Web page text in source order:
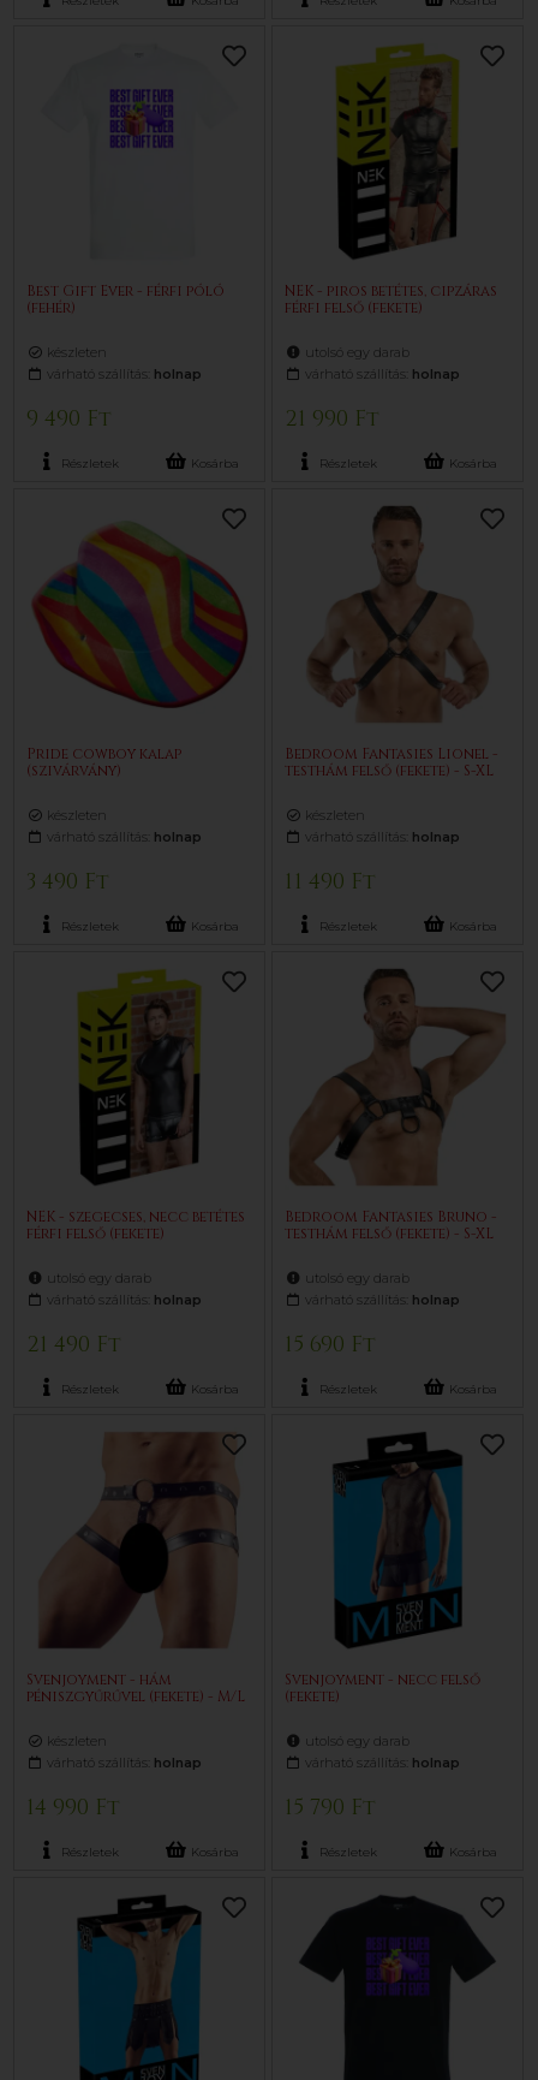
Best Gift Ever - férfi póló
(fehér)
készleten
várható szállítás: holnap
9 490 Ft
Részletek Kosárba
NEK - piros betétes, cipzáras
férfi felső (fekete)
utolsó egy darab
várható szállítás: holnap
21 990 Ft
Részletek Kosárba
Pride cowboy kalap
(szivárvány)
készleten
várható szállítás: holnap
3 490 Ft
Részletek Kosárba
Bedroom Fantasies Lionel -
testhám felső (fekete) - S-XL
készleten
várható szállítás: holnap
11 490 Ft
Részletek Kosárba
NEK - szegecses, necc betétes
férfi felső (fekete)
utolsó egy darab
várható szállítás: holnap
21 490 Ft
Részletek Kosárba
Bedroom Fantasies Bruno -
testhám felső (fekete) - S-XL
utolsó egy darab
várható szállítás: holnap
15 690 Ft
Részletek Kosárba
Svenjoyment - hám
péniszgyűrűvel (fekete) - M/L
készleten
várható szállítás: holnap
14 990 Ft
Részletek Kosárba
Svenjoyment - necc felső
(fekete)
utolsó egy darab
várható szállítás: holnap
15 790 Ft
Részletek Kosárba